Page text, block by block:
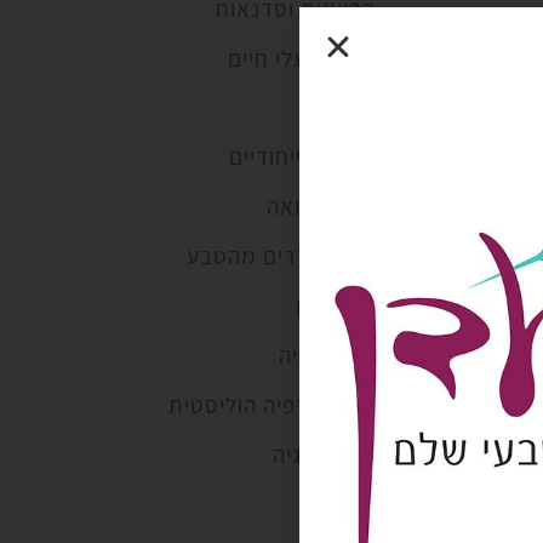
הרצאות וסדנאות
טוטם בעלי חיים
מוצרים ייחודיים
מסע רפואה
מפת תדרים מהטבע
מתכונים
נטורופתיה
פסיכותרפיה הוליסטית
קוסמולוגיה
קורסים